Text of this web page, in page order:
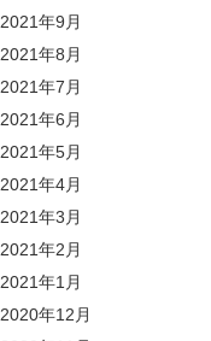
2021年9月
2021年8月
2021年7月
2021年6月
2021年5月
2021年4月
2021年3月
2021年2月
2021年1月
2020年12月